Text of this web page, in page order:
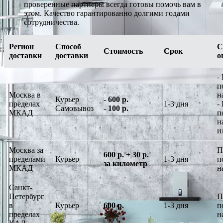
проверенные партнеры всегда готовы помочь вам в
этом. Качество гарантированно долгими годами
сотрудничества.
Регион
доставки
Способ
доставки
Стоимость Срок
Москва в
пределах
МКАД
Курьер
Самовывоз
-600 р.
-100 р.
1-3 дня
-
-
Москва за
пределами
МКАД
Курьер
600 р. + 30 р.
за километр
1-3 дня
Санкт-
Петербург
в
пределах
Курьер 600 р. 1-3 дня